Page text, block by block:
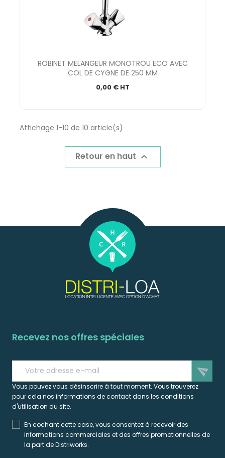
ROBINET MELANGEUR MONOTROU ECO AVEC
COL DE CYGNE DE 250 MM
0,00 € HT
Affichage 1-10 de 10 article(s)
Retour en haut 
Recevez nos offres spéciales
send
Vous pouvez vous désinscrire à tout moment. Vous trouverez
pour cela nos informations de contact dans les conditions
d'utilisation du site.
En cochant cette case, vous consentez à recevoir des
informations commerciales et des offres promotionnelles de
la part de Distriworks.